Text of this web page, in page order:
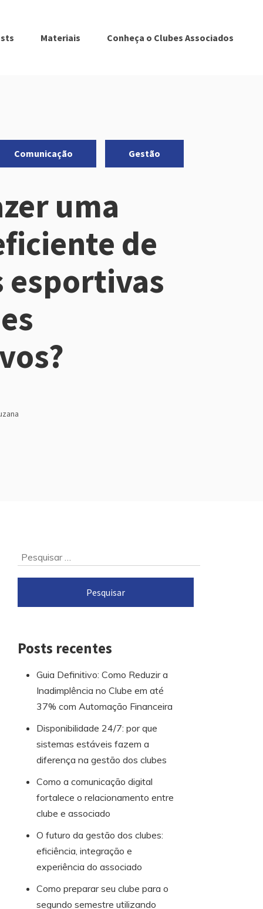
Materiais Conheça o Clubes Associados
Comunicação Gestão
uma
de
esportivas
Pesquisar
Posts recentes
Guia Definitivo: Como Reduzir a
Inadimplência no Clube em até
37% com Automação Financeira
Disponibilidade 24/7: por que
sistemas estáveis fazem a
diferença na gestão dos clubes
Como a comunicação digital
fortalece o relacionamento entre
clube e associado
O futuro da gestão dos clubes:
eficiência, integração e
experiência do associado
Como preparar seu clube para o
segundo semestre utilizando